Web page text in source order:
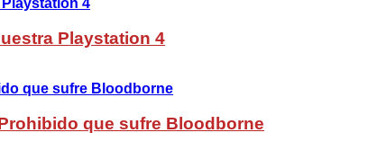
Playstation 4
que sufre Bloodborne